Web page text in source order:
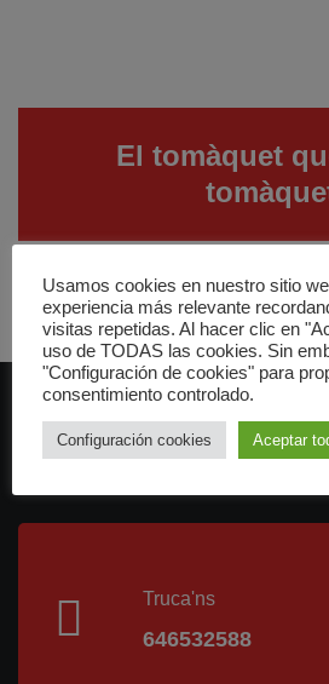
El tomàquet
Truca'ns
646532588
Usamos cookies en nuestro sitio
experiencia más relevante
visitas repetidas. Al hacer clic en
uso de TODAS las cookies. Sin
"Configuración de cookies" para
consentimiento controlado.
Configuración cookies Aceptar